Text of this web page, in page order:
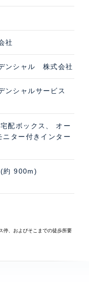
社
ンシャル 株式会社
ンシャルサービス
配ボックス、 オー
ニター付きインター
約 900m)
停、およびそこまでの徒歩所要